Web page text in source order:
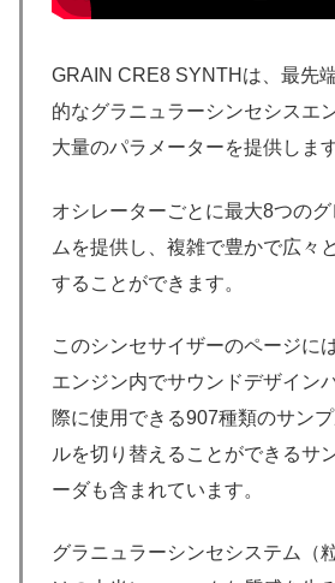
GRAIN CRE8 SYNTHは、最先
的なグラニュラーシンセシスエ
大量のパラメーターを提供します
オシレーターごとに最大8つの
ムを提供し、複雑で豊かで広々
することができます。
このシンセサイザーのページに
エンジン内でサウンドデザイン
際に使用できる907種類のサン
ルを切り替えることができるサ
ーダも含まれています。
グラニュラーシンセシステム（